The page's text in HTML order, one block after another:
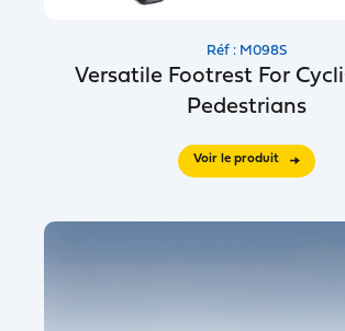
Réf : M098S
Versatile Footrest For
Pedestrians
Voir le produit